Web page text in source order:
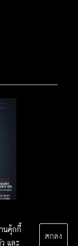
นคุ้กกี้
และ
ตกลง